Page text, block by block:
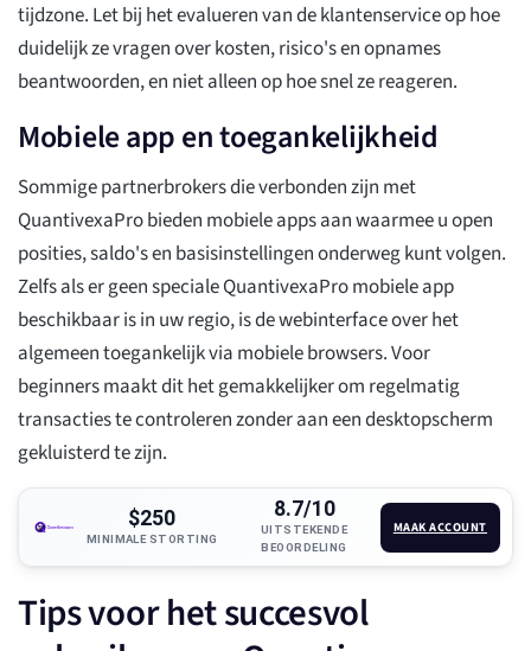
tijdzone. Let bij het evalueren van de klantenservice op hoe
duidelijk ze vragen over kosten, risico's en opnames
beantwoorden, en niet alleen op hoe snel ze reageren.
Mobiele app en toegankelijkheid
Sommige partnerbrokers die verbonden zijn met
QuantivexaPro bieden mobiele apps aan waarmee u open
posities, saldo's en basisinstellingen onderweg kunt volgen.
Zelfs als er geen speciale QuantivexaPro mobiele app
beschikbaar is in uw regio, is de webinterface over het
algemeen toegankelijk via mobiele browsers. Voor
beginners maakt dit het gemakkelijker om regelmatig
transacties te controleren zonder aan een desktopscherm
gekluisterd te zijn.
$250
MINIMALE STORTING
8.7/10
UITSTEKENDE
BEOORDELING
MAAK ACCOUNT
Tips voor het succesvol